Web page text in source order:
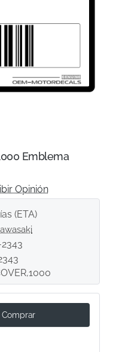
Emblema
Opinión
(ETA)
Comprar